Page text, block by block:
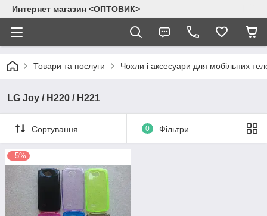
Интернет магазин <ОПТОВИК>
Товари та послуги Чохли і аксесуари для мобільних
LG Joy / H220 / H221
Сортування 0 Фільтри
–5%